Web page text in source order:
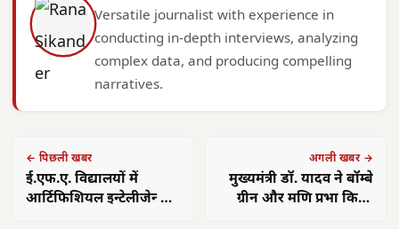
Versatile journalist with experience in
conducting in-depth interviews, analyzing
complex data, and producing compelling
narratives.
← पिछली खबर
ई.एफ.ए. विद्यालयों में
आर्टिफिशियल इन्टेलीजेन्सी
अगली खबर →
मुख्यमंत्री डॉ. यादव ने बॉम्बे
ग्रीन और मणि प्रभा किस्म